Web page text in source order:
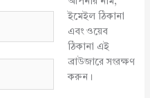
ইমেইল ঠিকানা
এবং ওয়েব
ঠিকানা এই
ব্রাউজারে সংরক্ষণ
করুন।